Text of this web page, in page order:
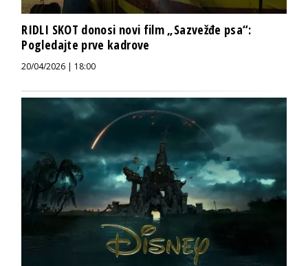
RIDLI SKOT donosi novi film „Sazvežđe psa“:
Pogledajte prve kadrove
20/04/2026 | 18:00